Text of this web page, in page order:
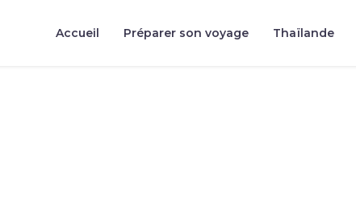
Accueil Préparer son voyage Thaïlande